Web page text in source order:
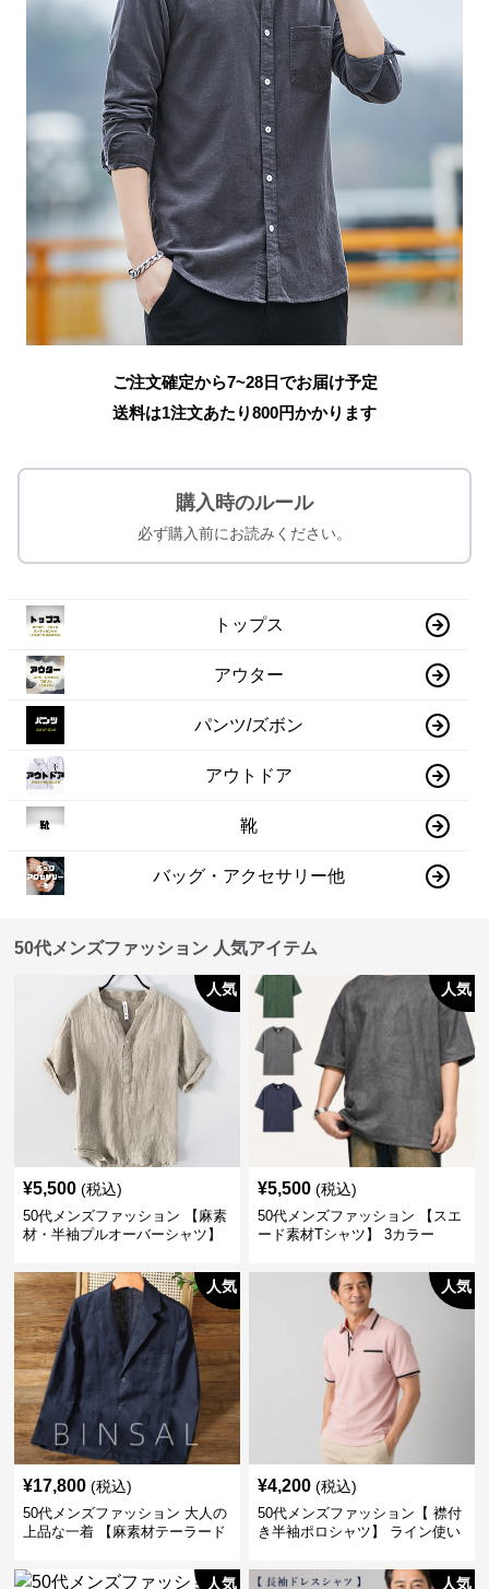
ご注文確定から7~28日でお届け予定
送料は1注文あたり800円かかります
購入時のルール
必ず購入前にお読みください。
トップス
アウター
パンツ/ズボン
アウトドア
靴
バッグ・アクセサリー他
50代メンズファッション 人気アイテム
人気
¥5,500 (税込)
50代メンズファッション 【麻素
材・半袖プルオーバーシャツ】
人気
¥5,500 (税込)
50代メンズファッション 【スエ
ード素材Tシャツ】 3カラー
人気
¥17,800 (税込)
50代メンズファッション 大人の
上品な一着 【麻素材テーラード
人気
¥4,200 (税込)
50代メンズファッション【 襟付
き半袖ポロシャツ】 ライン使い
人気 人気